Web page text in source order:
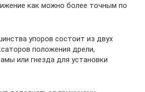
как можно более точным по
упоров состоит из двух
положения дрели,
или гнезда для установки